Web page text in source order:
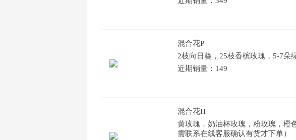
混合花P
2枝向日葵，25枝香槟玫瑰，5-7朵
近期销量：149
混合花H
黄玫瑰，奶油杯玫瑰，粉玫瑰，橙
需联系在线客服确认有货才下单）